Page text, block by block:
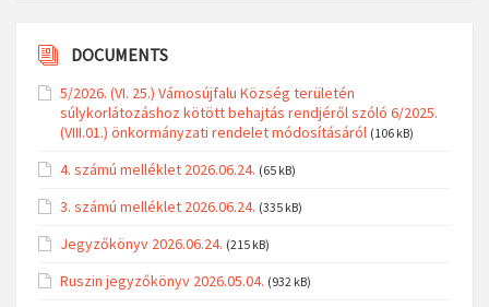
DOCUMENTS
5/2026. (VI. 25.) Vámosújfalu Község területén
súlykorlátozáshoz kötött behajtás rendjéről szóló 6/2025.
(VIII.01.) önkormányzati rendelet módosításáról (106 kB)
4. számú melléklet 2026.06.24. (65 kB)
3. számú melléklet 2026.06.24. (335 kB)
Jegyzőkönyv 2026.06.24. (215 kB)
Ruszin jegyzőkönyv 2026.05.04. (932 kB)